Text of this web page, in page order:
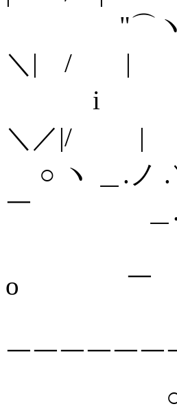
"⌒ヽ
＼| / |
i i
＼／|/ |
○ ヽ ＿
￣ ＿
＼
o ￣
￣￣￣￣￣￣
○ ＼